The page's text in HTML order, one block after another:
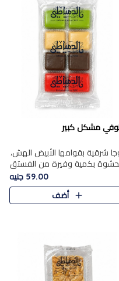
مشكل كبير
شرقية بقوامها الأبيض الهش،
بكمية وفيرة من الفستق
الفاخر لتمنحك نكهة غنية وقرمشة
في كل قطعة، لتجربة تجمع
بين الفخامة والمذاق..
59.00 جنيه
أضف